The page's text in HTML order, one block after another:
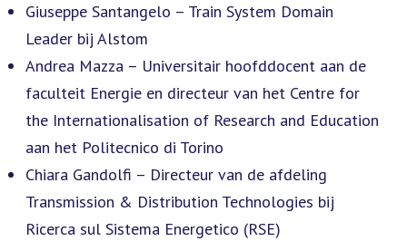
Giuseppe Santangelo – Train System Domain
Leader bij Alstom
Andrea Mazza – Universitair hoofddocent aan de
faculteit Energie en directeur van het Centre for
the Internationalisation of Research and Education
aan het Politecnico di Torino
Chiara Gandolfi – Directeur van de afdeling
Transmission & Distribution Technologies bij
Ricerca sul Sistema Energetico (RSE)